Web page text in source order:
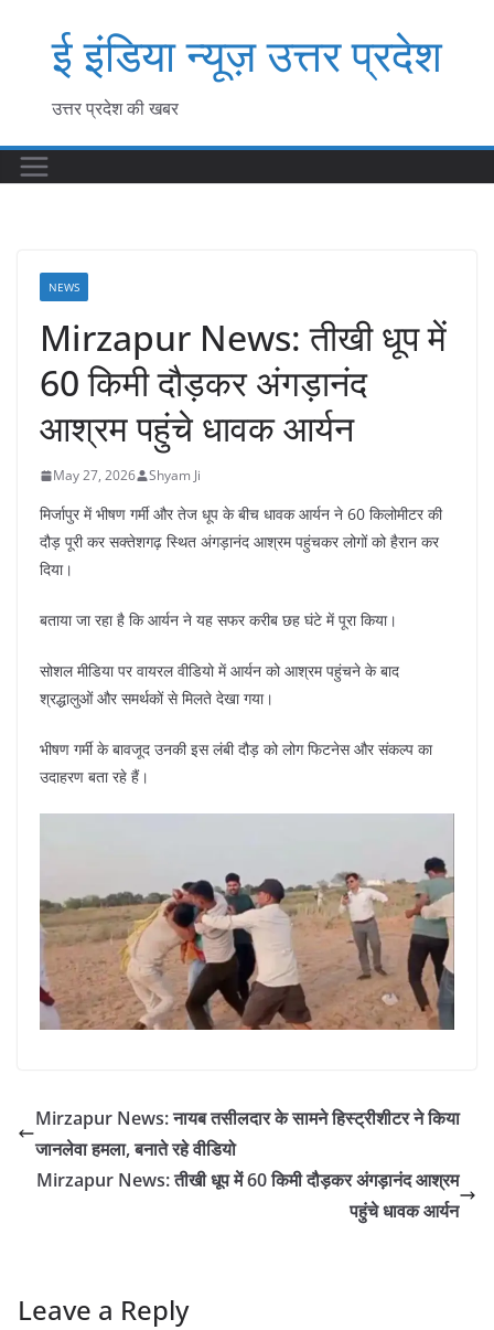
contentई इंडिया न्यूज़ उत्तर प्रदेश
उत्तर प्रदेश की खबर
NEWS
Mirzapur News: तीखी धूप में
60 किमी दौड़कर अंगड़ानंद
आश्रम पहुंचे धावक आर्यन
May 27, 2026 Shyam Ji
मिर्जापुर में भीषण गर्मी और तेज धूप के बीच धावक आर्यन ने 60 किलोमीटर की
दौड़ पूरी कर सक्तेशगढ़ स्थित अंगड़ानंद आश्रम पहुंचकर लोगों को हैरान कर
दिया।
बताया जा रहा है कि आर्यन ने यह सफर करीब छह घंटे में पूरा किया।
सोशल मीडिया पर वायरल वीडियो में आर्यन को आश्रम पहुंचने के बाद
श्रद्धालुओं और समर्थकों से मिलते देखा गया।
भीषण गर्मी के बावजूद उनकी इस लंबी दौड़ को लोग फिटनेस और संकल्प का
उदाहरण बता रहे हैं।
Mirzapur News: नायब तसीलदार के सामने हिस्ट्रीशीटर ने किया
जानलेवा हमला, बनाते रहे वीडियो
Mirzapur News: तीखी धूप में 60 किमी दौड़कर अंगड़ानंद आश्रम
पहुंचे धावक आर्यन
Leave a Reply